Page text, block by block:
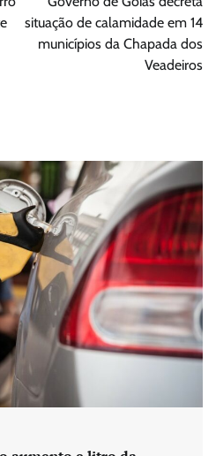
situação de calamidade em 14
municípios da Chapada dos
Veadeiros